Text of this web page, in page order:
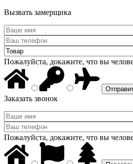
Вызвать замерщика
Пожалуйста, докажите, что вы
Заказать звонок
Пожалуйста, докажите, что вы